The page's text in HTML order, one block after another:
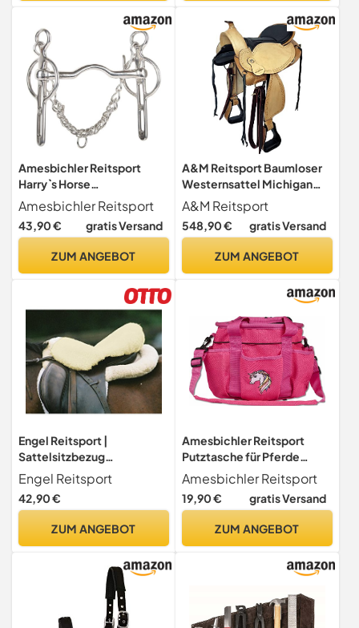
Amesbichler Reitsport
Harry`s Horse
Liverpoolkandare Stange
mit Zungenfreiheit
Edelstahl mit Kette
Amesbichler Reitsport
43,90 € gratis Versand
ZUM ANGEBOT
A&M Reitsport Baumloser
Westernsattel Michigan
Eco aus Büffelleder,
Größe:17 Zoll
A&M Reitsport
548,90 € gratis Versand
ZUM ANGEBOT
Engel Reitsport |
Sattelsitzbezug
Sattelauflage echtes
Merino Lammfell SABEZ1-
L-MED für englische
Engel Reitsport
42,90 €
ZUM ANGEBOT
Amesbichler Reitsport
Putztasche für Pferde
Glitter Pferdetasche mit
Handgriff, Abnehmbarer
Schultergurt
Amesbichler Reitsport
19,90 € gratis Versand
ZUM ANGEBOT